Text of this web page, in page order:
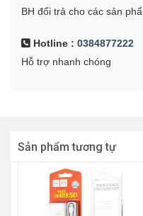
BH đổi trả cho các sản
Hotline : 0384877222
Hỗ trợ nhanh chóng
Sản phẩm tương tự